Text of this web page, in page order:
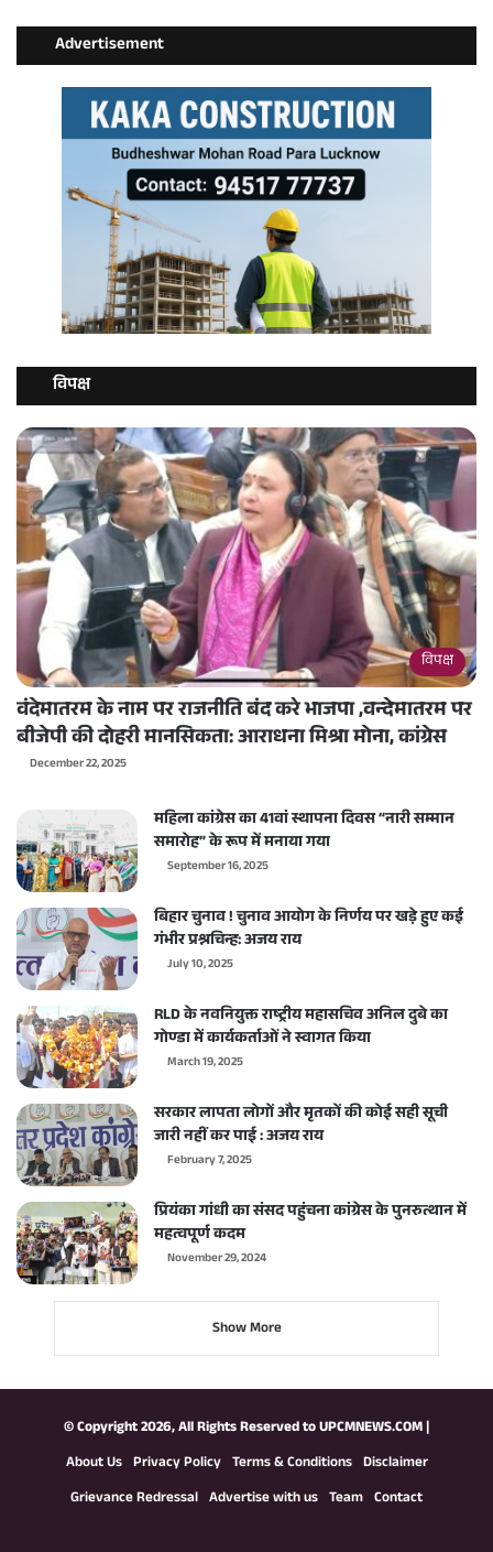
Advertisement
विपक्ष
विपक्ष
वंदेमातरम के नाम पर राजनीति बंद करे भाजपा ,वन्देमातरम पर
बीजेपी की दोहरी मानसिकता: आराधना मिश्रा मोना, कांग्रेस
December 22, 2025
महिला कांग्रेस का 41वां स्थापना दिवस “नारी सम्मान
समारोह” के रूप में मनाया गया
September 16, 2025
बिहार चुनाव ! चुनाव आयोग के निर्णय पर खड़े हुए कई
गंभीर प्रश्नचिन्ह: अजय राय
July 10, 2025
RLD के नवनियुक्त राष्ट्रीय महासचिव अनिल दुबे का
गोण्डा में कार्यकर्ताओं ने स्वागत किया
March 19, 2025
सरकार लापता लोगों और मृतकों की कोई सही सूची
जारी नहीं कर पाई : अजय राय
February 7, 2025
प्रियंका गांधी का संसद पहुंचना कांग्रेस के पुनरुत्थान में
महत्वपूर्ण कदम
November 29, 2024
Show More
© Copyright 2026, All Rights Reserved toUPCMNEWS.COM|
About Us Privacy Policy Terms & Conditions Disclaimer
Grievance Redressal Advertise with us Team Contact